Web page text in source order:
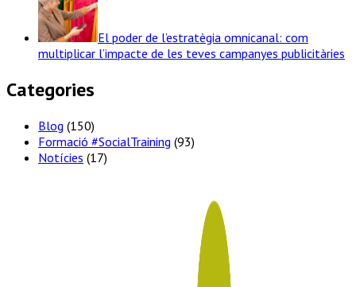
El poder de l’estratègia omnicanal: com
multiplicar l’impacte de les teves campanyes publicitàries
Categories
Blog (150)
Formació #SocialTraining (93)
Notícies (17)